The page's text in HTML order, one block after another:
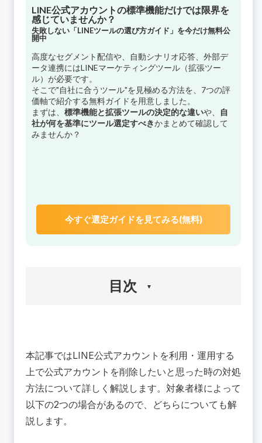
LINE公式アカウントの標準機能だけでは限界を
感じていませんか？
失敗しない「LINEツールの選び方ガイド」を今だけ無料公
開中
高度なセグメント配信や、自動シナリオ応答、外部デ
ータ連携にはLINEマーケティングツール（拡張ツー
ル）が必要です。
そこで"自社に合うツール"を見極める方法を、7つの評
価軸で紹介する無料ガイドを用意しました。
まずは、 標準機能と拡張ツールの決定的な違いや、
自
社が何を基準にツール選定すべきかまとめて確認して
みませんか？
今すぐ選定ガイドを見てみる(無料)
目次
削除前の注意事項
公式アカウントの通知OFF・ブロック方法
LINE公式アカウントの削除方法
削除・通知オフ・ブロックしたアカウントは復活
できる？
本記事ではLINE公式アカウントを利用・運用する
上で公式アカウントを削除したいと思った時の対処
方法について詳しく解説します。対象者様によって
以下の2つの場合があるので、どちらについても解
説します。